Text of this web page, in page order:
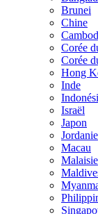
Brunei
Chine
Corée
Corée
Hong
Inde
Israël
Japon
Jordanie
Macau
Malaisie